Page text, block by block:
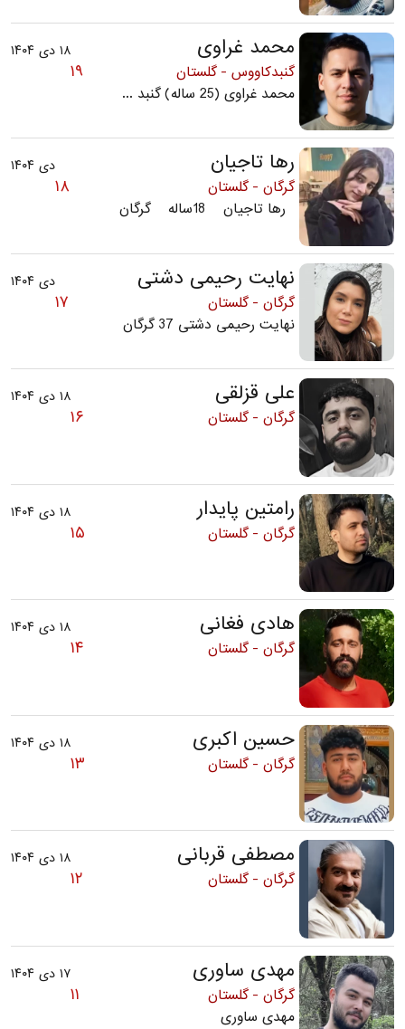
۱۸ دی ۱۴۰۴ محمد غراوی
۱۹
گنبدکاووس - گلستان
محمد غراوی (25 ساله) گنبد ...
دی ۱۴۰۴ رها تاجیان
۱۸
گرگان - گلستان
رها تاجیان 18ساله گرگان
دی ۱۴۰۴ نهایت رحیمی دشتی
۱۷
گرگان - گلستان
نهایت رحیمی دشتی 37 گرگان
۱۸ دی ۱۴۰۴ علی قزلقی
۱۶ گرگان - گلستان
۱۸ دی ۱۴۰۴ رامتین پایدار
۱۵ گرگان - گلستان
۱۸ دی ۱۴۰۴ هادی فغانی
۱۴ گرگان - گلستان
۱۸ دی ۱۴۰۴ حسین اکبری
۱۳ گرگان - گلستان
۱۸ دی ۱۴۰۴ مصطفی قربانی
۱۲ گرگان - گلستان
۱۷ دی ۱۴۰۴ مهدی ساوری
۱۱
گرگان - گلستان
مهدی ساوری